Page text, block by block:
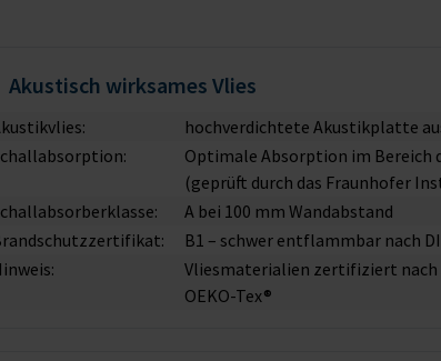
Akustisch wirksames Vlies
hochverdichtete Akustikplatte
Optimale Absorption im Bereich
(geprüft durch das Fraunhofer
A bei 100 mm Wandabstand
B1 – schwer entflammbar nach
Vliesmaterialien zertifiziert nach
OEKO-Tex®